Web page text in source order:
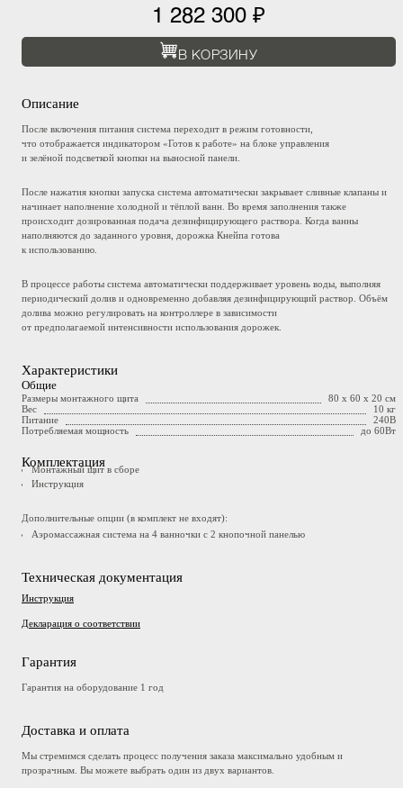
1 282 300 ₽
В КОРЗИНУ
Описание
После включения питания система переходит в режим готовности,
что отображается индикатором «Готов к работе» на блоке управления
и зелёной подсветкой кнопки на выносной панели.
После нажатия кнопки запуска система автоматически закрывает сливные клапаны и
начинает наполнение холодной и тёплой ванн. Во время заполнения также
происходит дозированная подача дезинфицирующего раствора. Когда ванны
наполняются до заданного уровня, дорожка Кнейпа готова
к использованию.
В процессе работы система автоматически поддерживает уровень воды, выполняя
периодический долив и одновременно добавляя дезинфицирующий раствор. Объём
долива можно регулировать на контроллере в зависимости
от предполагаемой интенсивности использования дорожек.
Характеристики
Общие
Размеры монтажного щита
80 x 60 x 20 см
Вес
10 кг
Питание
240В
Потребляемая мощность
до 60Вт
Комплектация
Монтажный щит в сборе
Инструкция
Дополнительные опции (в комплект не входят):
Аэромассажная система на 4 ванночки с 2 кнопочной панелью
Техническая документация
Инструкция
Декларация о соответствии
Гарантия
Гарантия на оборудование 1 год
Доставка и оплата
Мы стремимся сделать процесс получения заказа максимально удобным и
прозрачным. Вы можете выбрать один из двух вариантов.